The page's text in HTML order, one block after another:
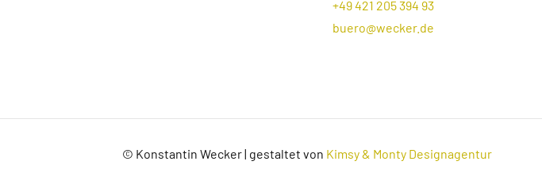
+49 421 205 394 93
buero@wecker.de
© Konstantin Wecker | gestaltet von Kimsy & Monty Designagentur